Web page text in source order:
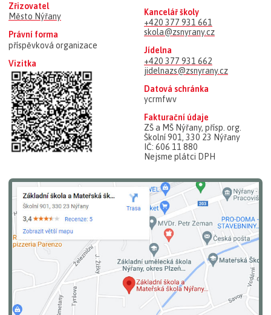
Zřizovatel
Město Nýřany
Právní forma
příspěvková organizace
Vizitka
Kancelář školy
+420 377 931 661
skola@zsnyrany.cz
Jídelna
+420 377 931 662
jidelnazs@zsnyrany.cz
Datová schránka
ycrmfwv
Fakturační údaje
ZŠ a MŠ Nýřany, přísp. org.
Školní 901, 330 23 Nýřany
IČ: 606 11 880
Nejsme plátci DPH